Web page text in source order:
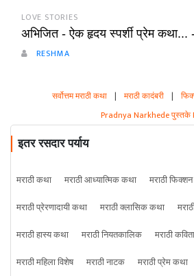
LOVE STORIES
अभिजित - ऐक हृदय स्पर्शी प्रेम कथा...
RESHMA
सर्वोत्तम मराठी कथा | मराठी कादंबरी |
Pradnya Narkhede पुस्तके
इतर रसदार पर्याय
मराठी कथा मराठी आध्यात्मिक कथा
मराठी
मराठी प्रेरणादायी कथा
मराठी क्लासिक कथा
मराठी हास्य कथा
मराठी नियतकालिक मराठी कविता
मराठी महिला विशेष
मराठी नाटक मराठी प्रेम कथा